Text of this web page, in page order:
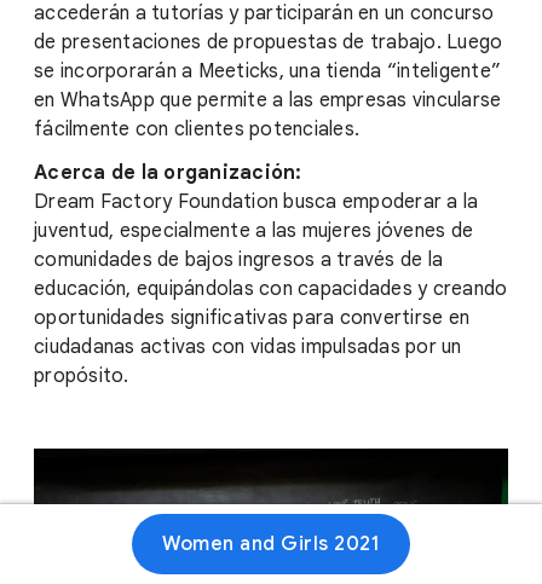
accederán a tutorías y participarán en un concurso
de presentaciones de propuestas de trabajo. Luego
se incorporarán a Meeticks, una tienda “inteligente”
en WhatsApp que permite a las empresas vincularse
fácilmente con clientes potenciales.
Acerca de la organización:
Dream Factory Foundation busca empoderar a la
juventud, especialmente a las mujeres jóvenes de
comunidades de bajos ingresos a través de la
educación, equipándolas con capacidades y creando
oportunidades significativas para convertirse en
ciudadanas activas con vidas impulsadas por un
propósito.
Women and Girls 2021